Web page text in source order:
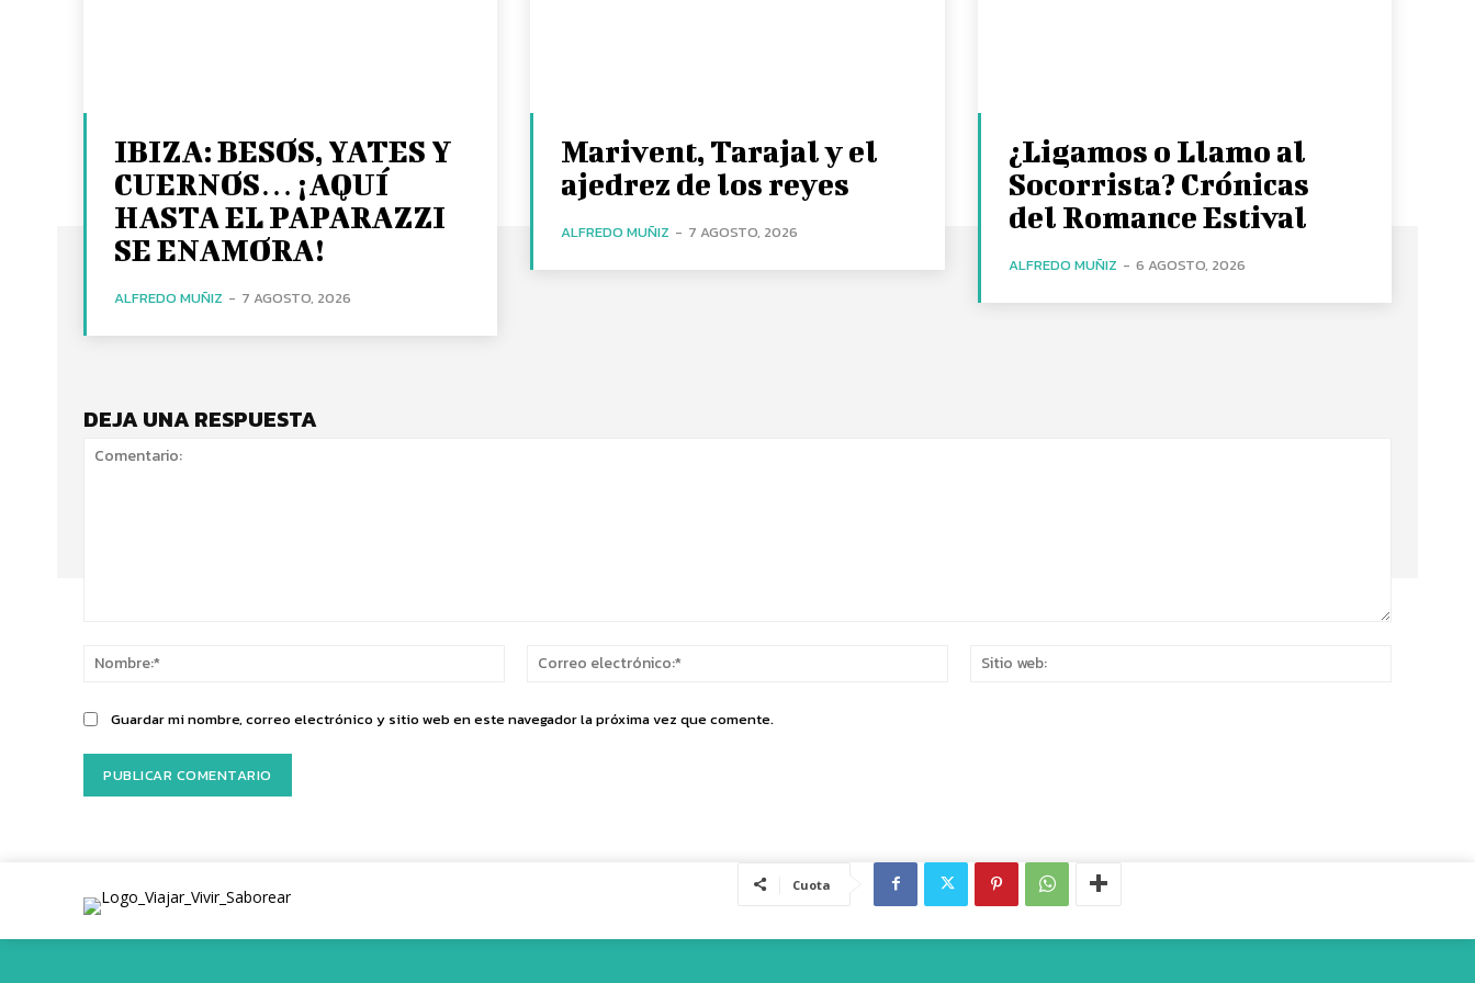
IBIZA: BESOS, YATES Y
CUERNOS… ¡AQUÍ
HASTA EL PAPARAZZI
SE ENAMORA!
ALFREDO MUÑIZ - 7 AGOSTO, 2026
Marivent, Tarajal y el
ajedrez de los reyes
ALFREDO MUÑIZ - 7 AGOSTO, 2026
¿Ligamos o Llamo al
Socorrista? Crónicas
del Romance Estival
ALFREDO MUÑIZ - 6 AGOSTO, 2026
DEJA UNA RESPUESTA
Nombre:*
Correo
Guardar mi nombre, correo electrónico y sitio web en este navegador la próxima vez que comente.
Cuota